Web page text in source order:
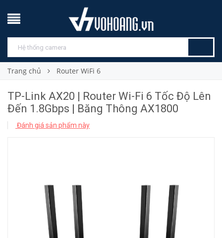
Trang chủ Router WiFi 6
TP-Link AX20 | Router Wi-Fi 6 Tốc Độ Lên
Đến 1.8Gbps | Băng Thông AX1800
Đánh giá sản phẩm này